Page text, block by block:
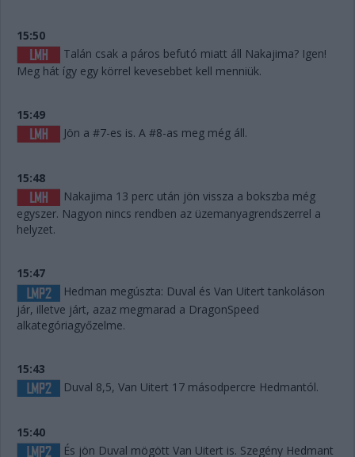
15:50
Talán csak a páros befutó miatt áll Nakajima? Igen!
Meg hát így egy körrel kevesebbet kell menniük.
15:49
Jön a #7-es is. A #8-as meg még áll.
15:48
Nakajima 13 perc után jön vissza a bokszba még
egyszer. Nagyon nincs rendben az üzemanyagrendszerrel a
helyzet.
15:47
Hedman megúszta: Duval és Van Uitert tankoláson
jár, illetve járt, azaz megmarad a DragonSpeed
alkategóriagyőzelme.
15:43
Duval 8,5, Van Uitert 17 másodpercre Hedmantól.
15:40
És jön Duval mögött Van Uitert is. Szegény Hedmant